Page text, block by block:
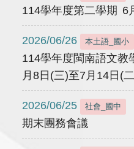
114學年度第二學期 6
2026/06/26 本土語_國小
114學年度閩南語文教
月8日(三)至7月14日(
2026/06/25 社會_國中
期末團務會議